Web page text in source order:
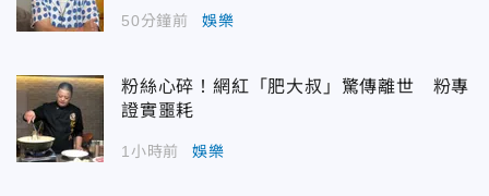
50分鐘前 娛樂
粉絲心碎！網紅「肥大叔」驚傳離世 粉專
證實噩耗
1小時前 娛樂